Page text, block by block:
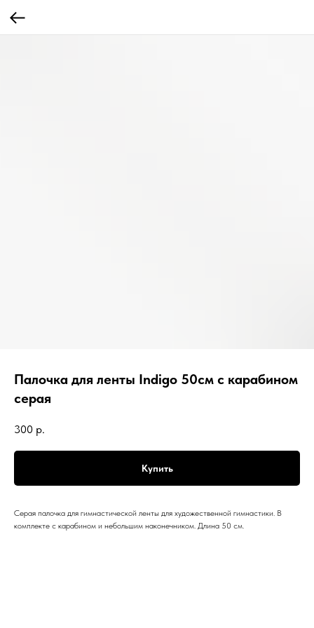
Палочка для ленты Indigo 50см с карабином
серая
300 р.
Купить
Серая палочка для гимнастической ленты для художественной гимнастики. В
комплекте с карабином и небольшим наконечником. Длина 50 см.